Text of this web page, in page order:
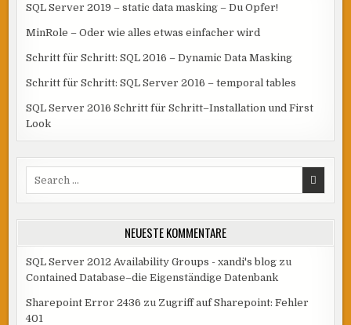
SQL Server 2019 – static data masking – Du Opfer!
MinRole – Oder wie alles etwas einfacher wird
Schritt für Schritt: SQL 2016 – Dynamic Data Masking
Schritt für Schritt: SQL Server 2016 – temporal tables
SQL Server 2016 Schritt für Schritt–Installation und First
Look
NEUESTE KOMMENTARE
SQL Server 2012 Availability Groups - xandi's blog zu
Contained Database–die Eigenständige Datenbank
Sharepoint Error 2436 zu Zugriff auf Sharepoint: Fehler
401